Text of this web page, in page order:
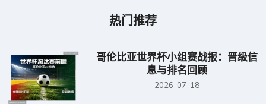
热门推荐
哥伦比亚世界杯小组赛战报：晋级信
息与排名回顾
2026-07-18